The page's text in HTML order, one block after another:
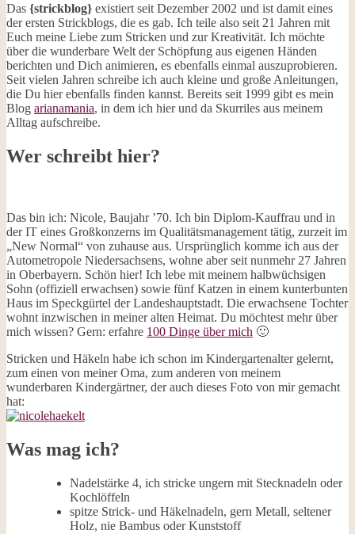
Das {strickblog} existiert seit Dezember 2002 und ist damit eines
der ersten Strickblogs, die es gab. Ich teile also seit 21 Jahren mit
Euch meine Liebe zum Stricken und zur Kreativität. Ich möchte
über die wunderbare Welt der Schöpfung aus eigenen Händen
berichten und Dich animieren, es ebenfalls einmal auszuprobieren.
Seit vielen Jahren schreibe ich auch kleine und große Anleitungen,
die Du hier ebenfalls finden kannst. Bereits seit 1999 gibt es mein
Blog arianamania, in dem ich hier und da Skurriles aus meinem
Alltag aufschreibe.
Wer schreibt hier?
Das bin ich: Nicole, Baujahr ’70. Ich bin Diplom-Kauffrau und in
der IT eines Großkonzerns im Qualitätsmanagement tätig, zurzeit im
„New Normal“ von zuhause aus. Ursprünglich komme ich aus der
Autometropole Niedersachsens, wohne aber seit nunmehr 27 Jahren
in Oberbayern. Schön hier! Ich lebe mit meinem halbwüchsigen
Sohn (offiziell erwachsen) sowie fünf Katzen in einem kunterbunten
Haus im Speckgürtel der Landeshauptstadt. Die erwachsene Tochter
wohnt inzwischen in meiner alten Heimat. Du möchtest mehr über
mich wissen? Gern: erfahre 100 Dinge über mich 🙂
Stricken und Häkeln habe ich schon im Kindergartenalter gelernt,
zum einen von meiner Oma, zum anderen von meinem
wunderbaren Kindergärtner, der auch dieses Foto von mir gemacht
hat:
Was mag ich?
Nadelstärke 4, ich stricke ungern mit Stecknadeln oder
Kochlöffeln
spitze Strick- und Häkelnadeln, gern Metall, seltener
Holz, nie Bambus oder Kunststoff